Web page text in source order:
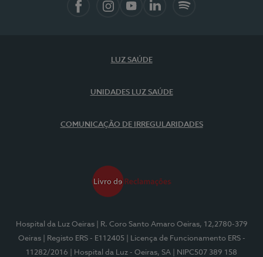
LUZ SAÚDE
UNIDADES LUZ SAÚDE
COMUNICAÇÃO DE IRREGULARIDADES
Hospital da Luz Oeiras
| R. Coro Santo Amaro Oeiras, 12,2780-379
Oeiras
| Registo ERS - E112405
| Licença de Funcionamento ERS -
11282/2016
| Hospital da Luz - Oeiras, SA | NIPC507 389 158